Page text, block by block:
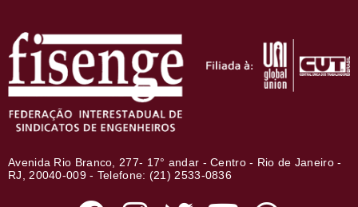
Avenida Rio Branco, 277- 17° andar - Centro - Rio de Janeiro -
RJ, 20040-009 - Telefone: (21) 2533-0836